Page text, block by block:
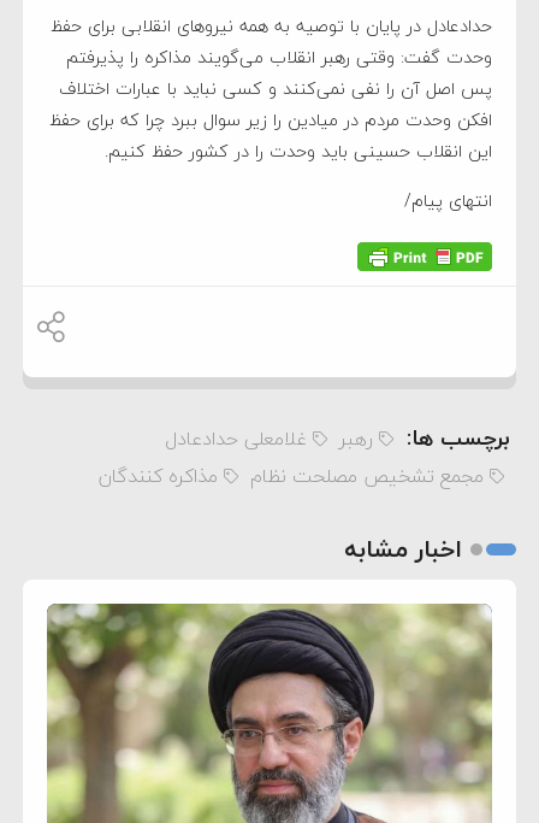
حدادعادل در پایان با توصیه به همه نیروهای انقلابی برای حفظ
وحدت گفت: وقتی رهبر انقلاب می‌گویند مذاکره را پذیرفتم
پس اصل آن را نفی نمی‌کنند و کسی نباید با عبارات اختلاف
افکن وحدت مردم در میادین را زیر سوال ببرد چرا که برای حفظ
این انقلاب حسینی باید وحدت را در کشور حفظ کنیم.
انتهای پیام/
برچسب ها: رهبر
غلامعلی حدادعادل
مجمع تشخیص مصلحت نظام
مذاکره کنندگان
اخبار مشابه